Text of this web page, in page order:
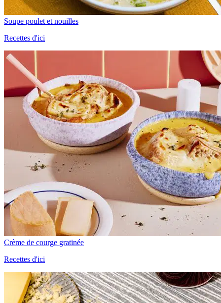
Soupe poulet et nouilles
Recettes d'ici
Crème de courge gratinée
Recettes d'ici